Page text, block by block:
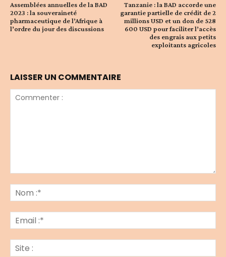
Assemblées annuelles de la BAD
2023 : la souveraineté
pharmaceutique de l’Afrique à
l’ordre du jour des discussions
Tanzanie : la BAD accorde une
garantie partielle de crédit de 2
millions USD et un don de 528
600 USD pour faciliter l’accès
des engrais aux petits
exploitants agricoles
LAISSER UN COMMENTAIRE
:*
:*
: